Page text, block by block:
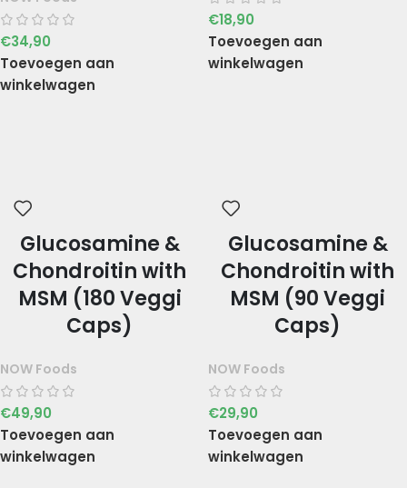
€34,90
Toevoegen aan
winkelwagen
€18,90
Toevoegen aan
winkelwagen
Glucosamine &
Chondroitin with
MSM (180 Veggi
Caps)
NOW Foods
€49,90
Toevoegen aan
winkelwagen
Glucosamine &
Chondroitin with
MSM (90 Veggi
Caps)
NOW Foods
€29,90
Toevoegen aan
winkelwagen